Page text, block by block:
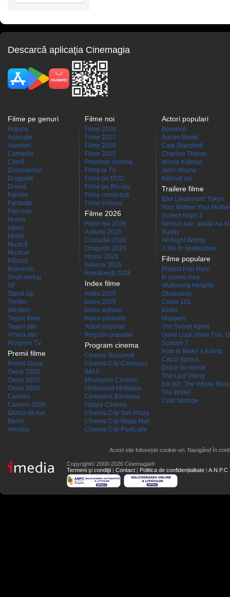
Descarcă aplicaţia Cinemagia
Filme pe genuri
Acţiune
Animaţie
Aventuri
Comedie
Crimă
Documentar
Dragoste
Dramă
Familie
Fantastic
Film noir
Horror
Istoric
Mister
Muzică
Muzical
Război
Romantic
Scurt metraj
SF
Stand Up
Thriller
Western
Taguri filme
Taguri stiri
Arhiva stiri
Program TV
Premii filme
Premii Oscar
Oscar 2026
Oscar 2025
Oscar 2024
Cannes
Cannes 2026
Globul de Aur
Berlin
Venetia
Filme noi
Filme 2028
Filme 2027
Filme 2026
Filme 2025
Premiere cinema
Filme la TV
Filme pe DVD
Filme pe Blu-ray
Filme româneşti
Filme indiene
Filme 2026
Filme noi 2026
Actiune 2026
Comedie 2026
Dragoste 2026
Horror 2026
Indiene 2026
Româneşti 2026
Index filme
Index 2026
Index 2025
Index acţiune
Index comedie
Actori populari
Regizori populari
Program cinema
Cinema Bucuresti
Cinema City Cotroceni
IMAX
Movieplex Cinema
Hollywood Multiplex
Cineplexx Baneasa
Happy Cinema
Cinema City Sun Plaza
Cinema City Mega Mall
Cinema City ParkLake
Actori populari
Beyoncé
Adrien Brody
Cate Blanchett
Charlize Theron
Nicole Kidman
John Wayne
Născuţi azi
Trailere filme
Bad Lieutenant: Tokyo
Your Mother Your
Violent Night 2
Nelson-san, anata wa
Buddy
All Night Wrong
3 zile în septembrie
Filme populare
Project Hail Mary
În pielea mea
Wuthering Heights
Obsession
Crime 101
Kîzîm
Hoppers
The Secret Agent
Good Luck, Have Fun,
Scream 7
How to Make a Killing
Cazul Samca
Dolce far niente
The Last Viking
Kill Bill: The Whole
The Bride!
Cold Storage
Acest site folosește cookie-uri. Navigând în
Copyright© 2000-2026 Cinemagia®
Termeni şi condiţii | Contact | Politica de confidențialitate | A.N.P.C